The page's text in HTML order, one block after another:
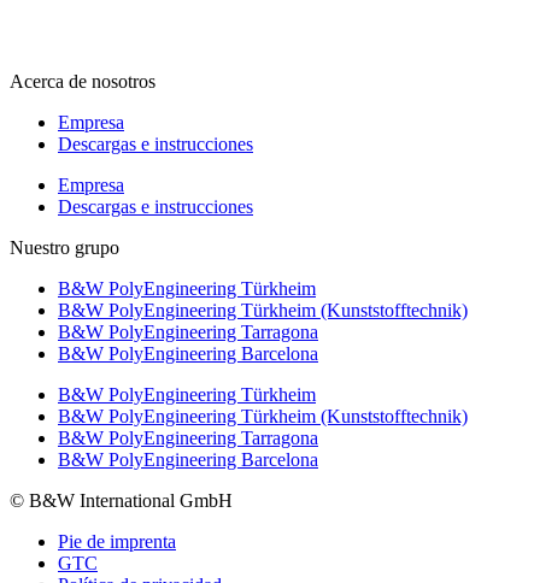
Acerca de nosotros
Empresa
Descargas e instrucciones
Empresa
Descargas e instrucciones
Nuestro grupo
B&W PolyEngineering Türkheim
B&W PolyEngineering Türkheim (Kunststofftechnik)
B&W PolyEngineering Tarragona
B&W PolyEngineering Barcelona
B&W PolyEngineering Türkheim
B&W PolyEngineering Türkheim (Kunststofftechnik)
B&W PolyEngineering Tarragona
B&W PolyEngineering Barcelona
© B&W International GmbH
Pie de imprenta
GTC